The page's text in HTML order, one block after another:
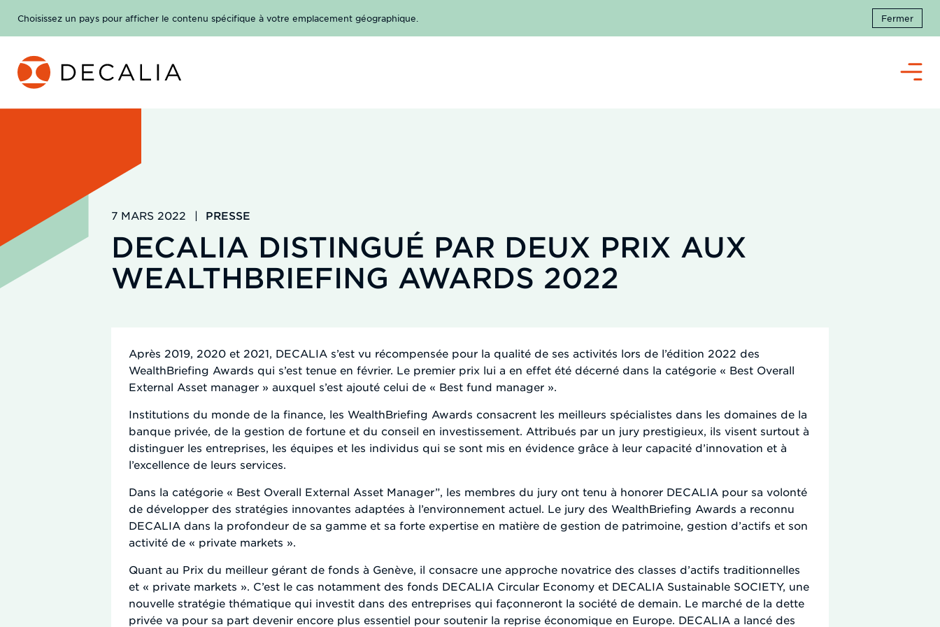
contenu
Choisissez un pays pour afficher le contenu spécifique à votre emplacement géographique. Fermer
Menu
7 MARS 2022 | PRESSE
DECALIA DISTINGUÉ PAR DEUX PRIX AUX
WEALTHBRIEFING AWARDS 2022
Après 2019, 2020 et 2021, DECALIA s’est vu récompensée pour la qualité de ses activités lors de l’édition 2022 des
WealthBriefing Awards qui s’est tenue en février. Le premier prix lui a en effet été décerné dans la catégorie « Best Overall
External Asset manager » auxquel s’est ajouté celui de « Best fund manager ».
Institutions du monde de la finance, les WealthBriefing Awards consacrent les meilleurs spécialistes dans les domaines de la
banque privée, de la gestion de fortune et du conseil en investissement. Attribués par un jury prestigieux, ils visent surtout à
distinguer les entreprises, les équipes et les individus qui se sont mis en évidence grâce à leur capacité d’innovation et à
l’excellence de leurs services.
Dans la catégorie « Best Overall External Asset Manager”, les membres du jury ont tenu à honorer DECALIA pour sa volonté
de développer des stratégies innovantes adaptées à l’environnement actuel. Le jury des WealthBriefing Awards a reconnu
DECALIA dans la profondeur de sa gamme et sa forte expertise en matière de gestion de patrimoine, gestion d’actifs et son
activité de « private markets ».
Quant au Prix du meilleur gérant de fonds à Genève, il consacre une approche novatrice des classes d’actifs traditionnelles
et « private markets ». C’est le cas notamment des fonds DECALIA Circular Economy et DECALIA Sustainable SOCIETY, une
nouvelle stratégie thématique qui investit dans des entreprises qui façonneront la société de demain. Le marché de la dette
privée va pour sa part devenir encore plus essentiel pour soutenir la reprise économique en Europe. DECALIA a lancé des